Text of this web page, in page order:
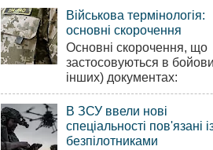
Військова термінологія:
основні скорочення
Основні скорочення, що
застосовуються в
інших) документах:
В ЗСУ ввели нові
спеціальності пов'язані
безпілотниками